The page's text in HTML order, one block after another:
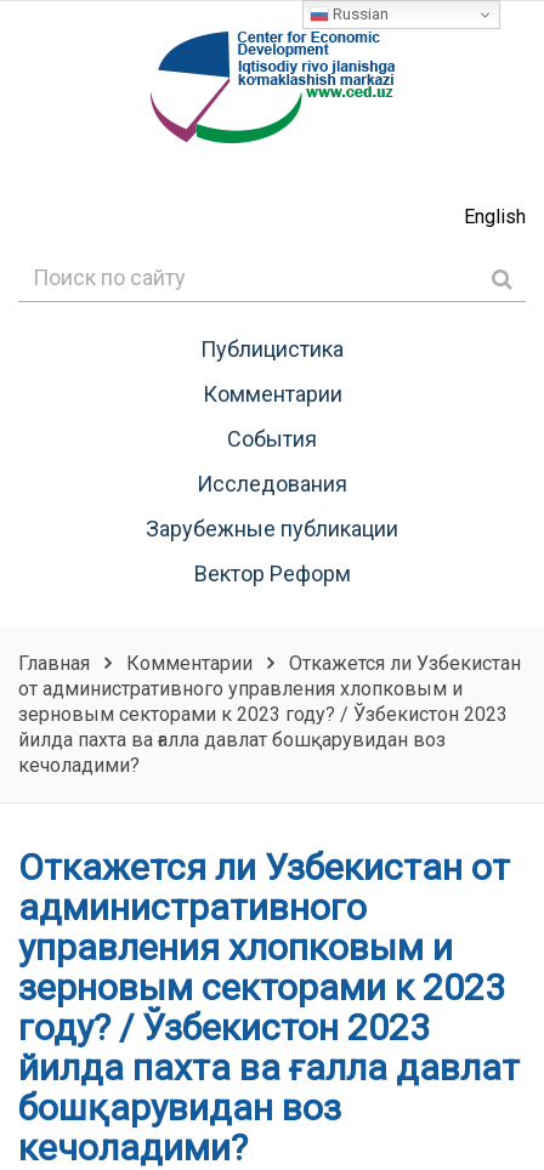
English
Публицистика
Комментарии
События
Исследования
Зарубежные публикации
Вектор Реформ
Главная Комментарии
Откажется ли Узбекистан
от административного управления хлопковым и
зерновым секторами к 2023 году? / Ўзбекистон 2023
йилда пахта ва ғалла давлат бошқарувидан воз
кечоладими?
Откажется ли Узбекистан от
административного
управления хлопковым и
зерновым секторами к 2023
году? / Ўзбекистон 2023
йилда пахта ва ғалла давлат
бошқарувидан воз
кечоладими?
Russian